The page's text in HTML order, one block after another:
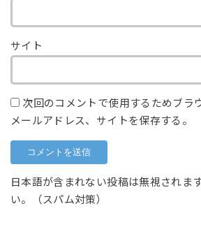
サイト
次回のコメントで使用するためブラ
メールアドレス、サイトを保存する。
日本語が含まれない投稿は無視されま
い。（スパム対策）